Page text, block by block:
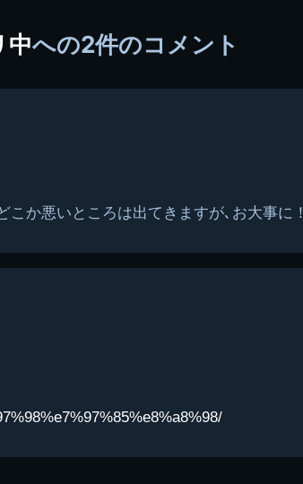
ー
中への2件のコメント
か悪いところは出てきますが､お大事に！